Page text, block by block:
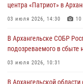
центра «Патриот» в
03 июля 2026, 14:30 10
В Архангельске СОБР
подозреваемого в сбыте
03 июля 2026, 10:31
В Архангельской